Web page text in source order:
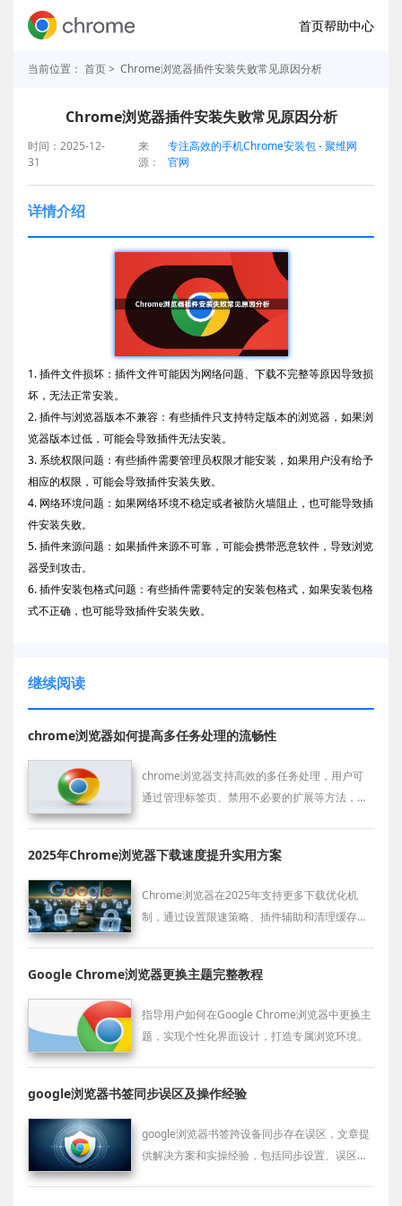
首页帮助中心
当前位置： 首页> Chrome浏览器插件安装失败常见原因分析
Chrome浏览器插件安装失败常见原因分析
时间：2025-12-
31
来
源：
专注高效的手机Chrome安装包 - 聚维网
官网
详情介绍
1. 插件文件损坏：插件文件可能因为网络问题、下载不完整等原因导致损
坏，无法正常安装。
2. 插件与浏览器版本不兼容：有些插件只支持特定版本的浏览器，如果浏
览器版本过低，可能会导致插件无法安装。
3. 系统权限问题：有些插件需要管理员权限才能安装，如果用户没有给予
相应的权限，可能会导致插件安装失败。
4. 网络环境问题：如果网络环境不稳定或者被防火墙阻止，也可能导致插
件安装失败。
5. 插件来源问题：如果插件来源不可靠，可能会携带恶意软件，导致浏览
器受到攻击。
6. 插件安装包格式问题：有些插件需要特定的安装包格式，如果安装包格
式不正确，也可能导致插件安装失败。
继续阅读
chrome浏览器如何提高多任务处理的流畅性
chrome浏览器支持高效的多任务处理，用户可
通过管理标签页、禁用不必要的扩展等方法，提
2025年Chrome浏览器下载速度提升实用方案
Chrome浏览器在2025年支持更多下载优化机
制，通过设置限速策略、插件辅助和清理缓存，
Google Chrome浏览器更换主题完整教程
指导用户如何在Google Chrome浏览器中更换主
题，实现个性化界面设计，打造专属浏览环境。
google浏览器书签同步误区及操作经验
google浏览器书签跨设备同步存在误区，文章提
供解决方案和实操经验，包括同步设置、误区避